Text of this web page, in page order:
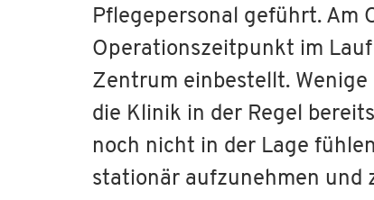
Pflegepersonal geführt. Am
Operationszeitpunkt im
Zentrum einbestellt.
die Klinik in der Regel
noch nicht in der Lage
stationär aufzunehmen und